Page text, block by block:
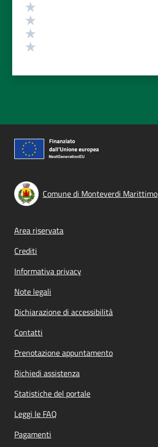
Comune di Monteverdi Marittimo
Footer menu
Area riservata
Crediti
Informativa privacy
Note legali
Dichiarazione di accessibilità
Contatti
Prenotazione appuntamento
Richiedi assistenza
Statistiche del portale
Leggi le FAQ
Pagamenti